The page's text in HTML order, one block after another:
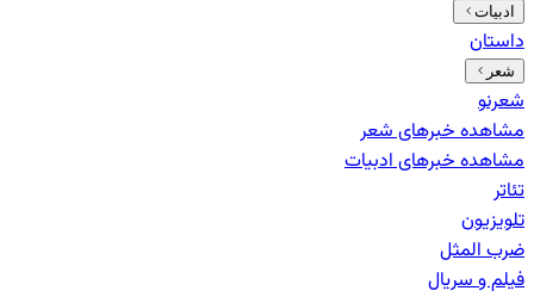
ادبیات
داستان
شعر
شعرنو
مشاهده خبرهایشعر
مشاهده خبرهایادبیات
تئاتر
تلویزیون
ضرب المثل
فیلم و سریال